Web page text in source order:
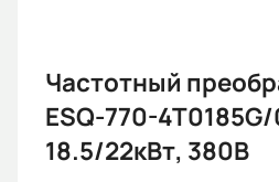
Частотный
ESQ-770-
18.5/22кВт, 380В